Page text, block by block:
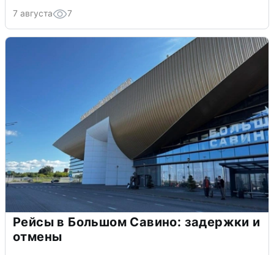
7 августа 7
Рейсы в Большом Савино: задержки и
отмены